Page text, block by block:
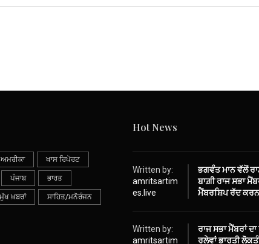
ਅਮਰੀਕਾ ਖਾਸ ਰਿਪੋਰਟ
ਪੰਜਾਬ ਭਾਰਤ
ਮੁੱਖ ਖ਼ਬਰਾਂ ਸਾਹਿਤ/ਮਨੋਰੰਜਨ
Hot News
Written by:
amritsartim
es.live
ਭਗਵੰਤ ਮਾਨ ਵੱਲੋਂ
ਬਾਗ਼ੀ ਰਾਜ ਸਭਾ
ਮੈਂਬਰਸ਼ਿਪ ਰੱਦ
Written by:
amritsartim
ਰਾਜ ਸਭਾ ਮੈਂਬਰਾਂ ਦਾ
ਰਲੇਵਾਂ ਭਾਰਤੀ